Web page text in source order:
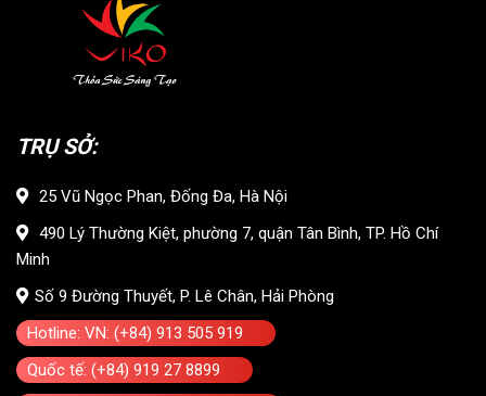
TRỤ SỞ:
25 Vũ Ngọc Phan, Đống Đa, Hà Nội
490 Lý Thường Kiệt, phường 7, quận Tân Bình, TP. Hồ Chí
Minh
Số 9 Đường Thuyết, P. Lê Chân, Hải Phòng
Hotline: VN: (+84) 913 505 919
Quốc tế: (+84) 919 27 8899